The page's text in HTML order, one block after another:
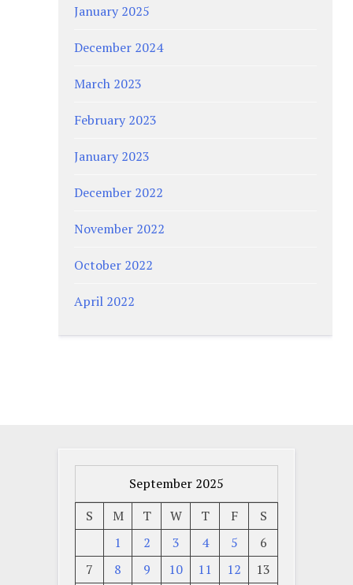
January 2025
December 2024
March 2023
February 2023
January 2023
December 2022
November 2022
October 2022
April 2022
September 2025
S
M T W T F
S
1
2 3 4 5
6
7
8 9 10 11 12 13